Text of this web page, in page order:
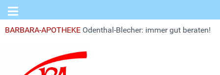
BARBARA-APOTHEKE Odenthal-Blecher: immer gut beraten!